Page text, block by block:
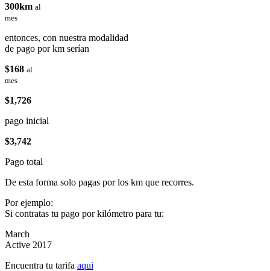
300km al
mes
entonces, con nuestra modalidad
de pago por km serían
$168 al
mes
$1,726
pago inicial
$3,742
Pago total
De esta forma solo pagas por los km que recorres.
Por ejemplo:
Si contratas tu pago por kilómetro para tu:
March
Active 2017
Encuentra tu tarifa aqui